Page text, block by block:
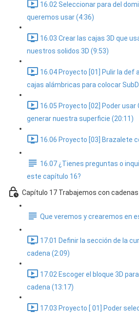
16.02 Seleccionar para del
queremos usar (4:36)
16.03 Crear las cajas 3D que
nuestros solidos 3D (9:53)
16.04 Proyecto [01] Pulir la def
cajas alámbricas para colocar
16.05 Proyecto [02] Poder
generar nuestra superficie (20:11)
16.06 Proyecto [03] Brazalete
16.07 ¿Tienes preguntas o
este capítulo 16?
Capítulo 17 Trabajemos con cadenas
Que veremos y crearemos en
17.01 Definir la sección de la
cadena (2:09)
17.02 Escoger el bloque 3D
cadena (13:17)
17.03 Proyecto [ 01] Poder